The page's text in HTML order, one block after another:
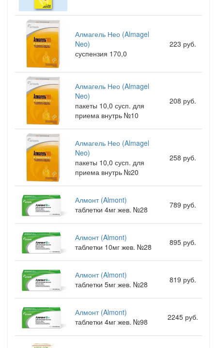
Алмагель Нео (Almagel
Neo)
суспензия 170,0
223 руб.
Алмагель Нео (Almagel
Neo)
пакеты 10,0 сусп. для
приема внутрь №10
208 руб.
Алмагель Нео (Almagel
Neo)
пакеты 10,0 сусп. для
приема внутрь №20
258 руб.
Алмонт (Almont)
таблетки 4мг жев. №28
789 руб.
Алмонт (Almont)
таблетки 10мг жев. №28
895 руб.
Алмонт (Almont)
таблетки 5мг жев. №28
819 руб.
Алмонт (Almont)
таблетки 4мг жев. №98
2245 руб.